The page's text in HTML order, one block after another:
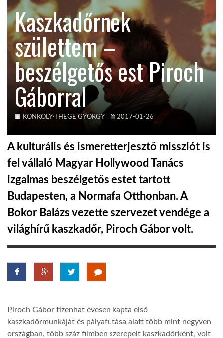
KÖZEL-KELET
AUSZTRÁLIA
A VILÁG ITTHON
GLOBOTV BP
HÍR3D
GLOBOTV
AFRIKA TUDÁSTÁR
Kaszkadőrnek
születtem –
beszélgetős est Piroch
Gáborral
KONKOLY-THEGE GYÖRGY 2017-01-26
A kulturális és ismeretterjesztő missziót is
fel vállaló Magyar Hollywood Tanács
izgalmas beszélgetős estet tartott
Budapesten, a Normafa Otthonban. A
Bokor Balázs vezette szervezet vendége a
világhírű kaszkadőr, Piroch Gábor volt.
Piroch Gábor tizenhat évesen kapta első
kaszkadőrmunkáját és pályafutása alatt több mint negyven
országban, több száz filmben szerepelt kaszkadőrként, volt